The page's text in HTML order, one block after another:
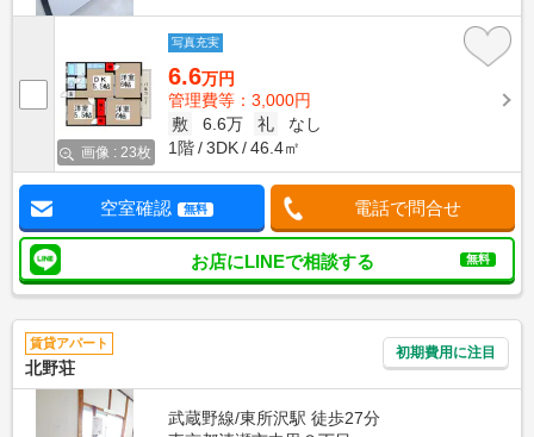
画像 : 23枚
写真充実
6.6万円
管理費等：3,000円
敷
6.6万 礼
なし
1階
3DK 46.4㎡
空室確認 無料 電話で問合せ
お店にLINEで相談する 無料
賃貸アパート
北野荘
初期費用に注目
武蔵野線/東所沢駅 徒歩27分